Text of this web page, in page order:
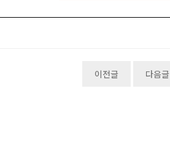
이전글 다음글